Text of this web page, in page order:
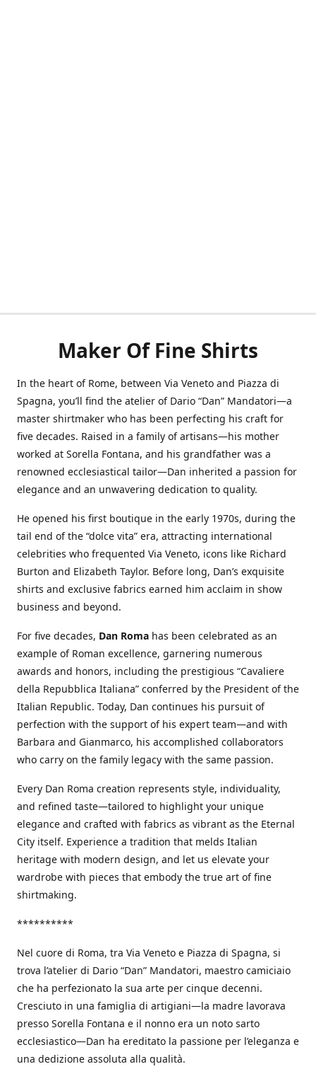
Maker Of Fine Shirts
In the heart of Rome, between Via Veneto and Piazza di
Spagna, you’ll find the atelier of Dario “Dan” Mandatori—a
master shirtmaker who has been perfecting his craft for
five decades. Raised in a family of artisans—his mother
worked at Sorella Fontana, and his grandfather was a
renowned ecclesiastical tailor—Dan inherited a passion for
elegance and an unwavering dedication to quality.
He opened his first boutique in the early 1970s, during the
tail end of the “dolce vita” era, attracting international
celebrities who frequented Via Veneto, icons like Richard
Burton and Elizabeth Taylor. Before long, Dan’s exquisite
shirts and exclusive fabrics earned him acclaim in show
business and beyond.
For five decades, Dan Roma has been celebrated as an
example of Roman excellence, garnering numerous
awards and honors, including the prestigious “Cavaliere
della Repubblica Italiana” conferred by the President of the
Italian Republic. Today, Dan continues his pursuit of
perfection with the support of his expert team—and with
Barbara and Gianmarco, his accomplished collaborators
who carry on the family legacy with the same passion.
Every Dan Roma creation represents style, individuality,
and refined taste—tailored to highlight your unique
elegance and crafted with fabrics as vibrant as the Eternal
City itself. Experience a tradition that melds Italian
heritage with modern design, and let us elevate your
wardrobe with pieces that embody the true art of fine
shirtmaking.
**********
Nel cuore di Roma, tra Via Veneto e Piazza di Spagna, si
trova l’atelier di Dario “Dan” Mandatori, maestro camiciaio
che ha perfezionato la sua arte per cinque decenni.
Cresciuto in una famiglia di artigiani—la madre lavorava
presso Sorella Fontana e il nonno era un noto sarto
ecclesiastico—Dan ha ereditato la passione per l’eleganza e
una dedizione assoluta alla qualità.